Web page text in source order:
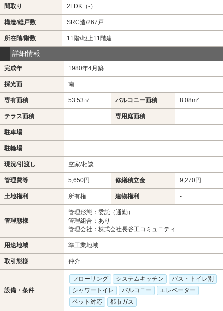
間取り 2LDK（-）
構造/総戸数 SRC造/267戸
所在階/階数 11階/地上11階建
詳細情報
完成年 1980年4月築
採光面 南
専有面積 53.53㎡ バルコニー面積 8.08m²
テラス面積 - 専用庭面積 -
駐車場 -
駐輪場 -
現況/引渡し 空家/相談
管理費等 5,650円 修繕積立金 9,270円
土地権利 所有権 建物権利 -
管理態様
管理形態：委託（通勤）
管理組合：あり
管理会社：株式会社長谷工コミュニティ
用途地域 準工業地域
取引態様 仲介
設備・条件
フローリング システムキッチン
バス・トイレ別
シャワートイレ
バルコニー
エレベーター
ペット対応
都市ガス